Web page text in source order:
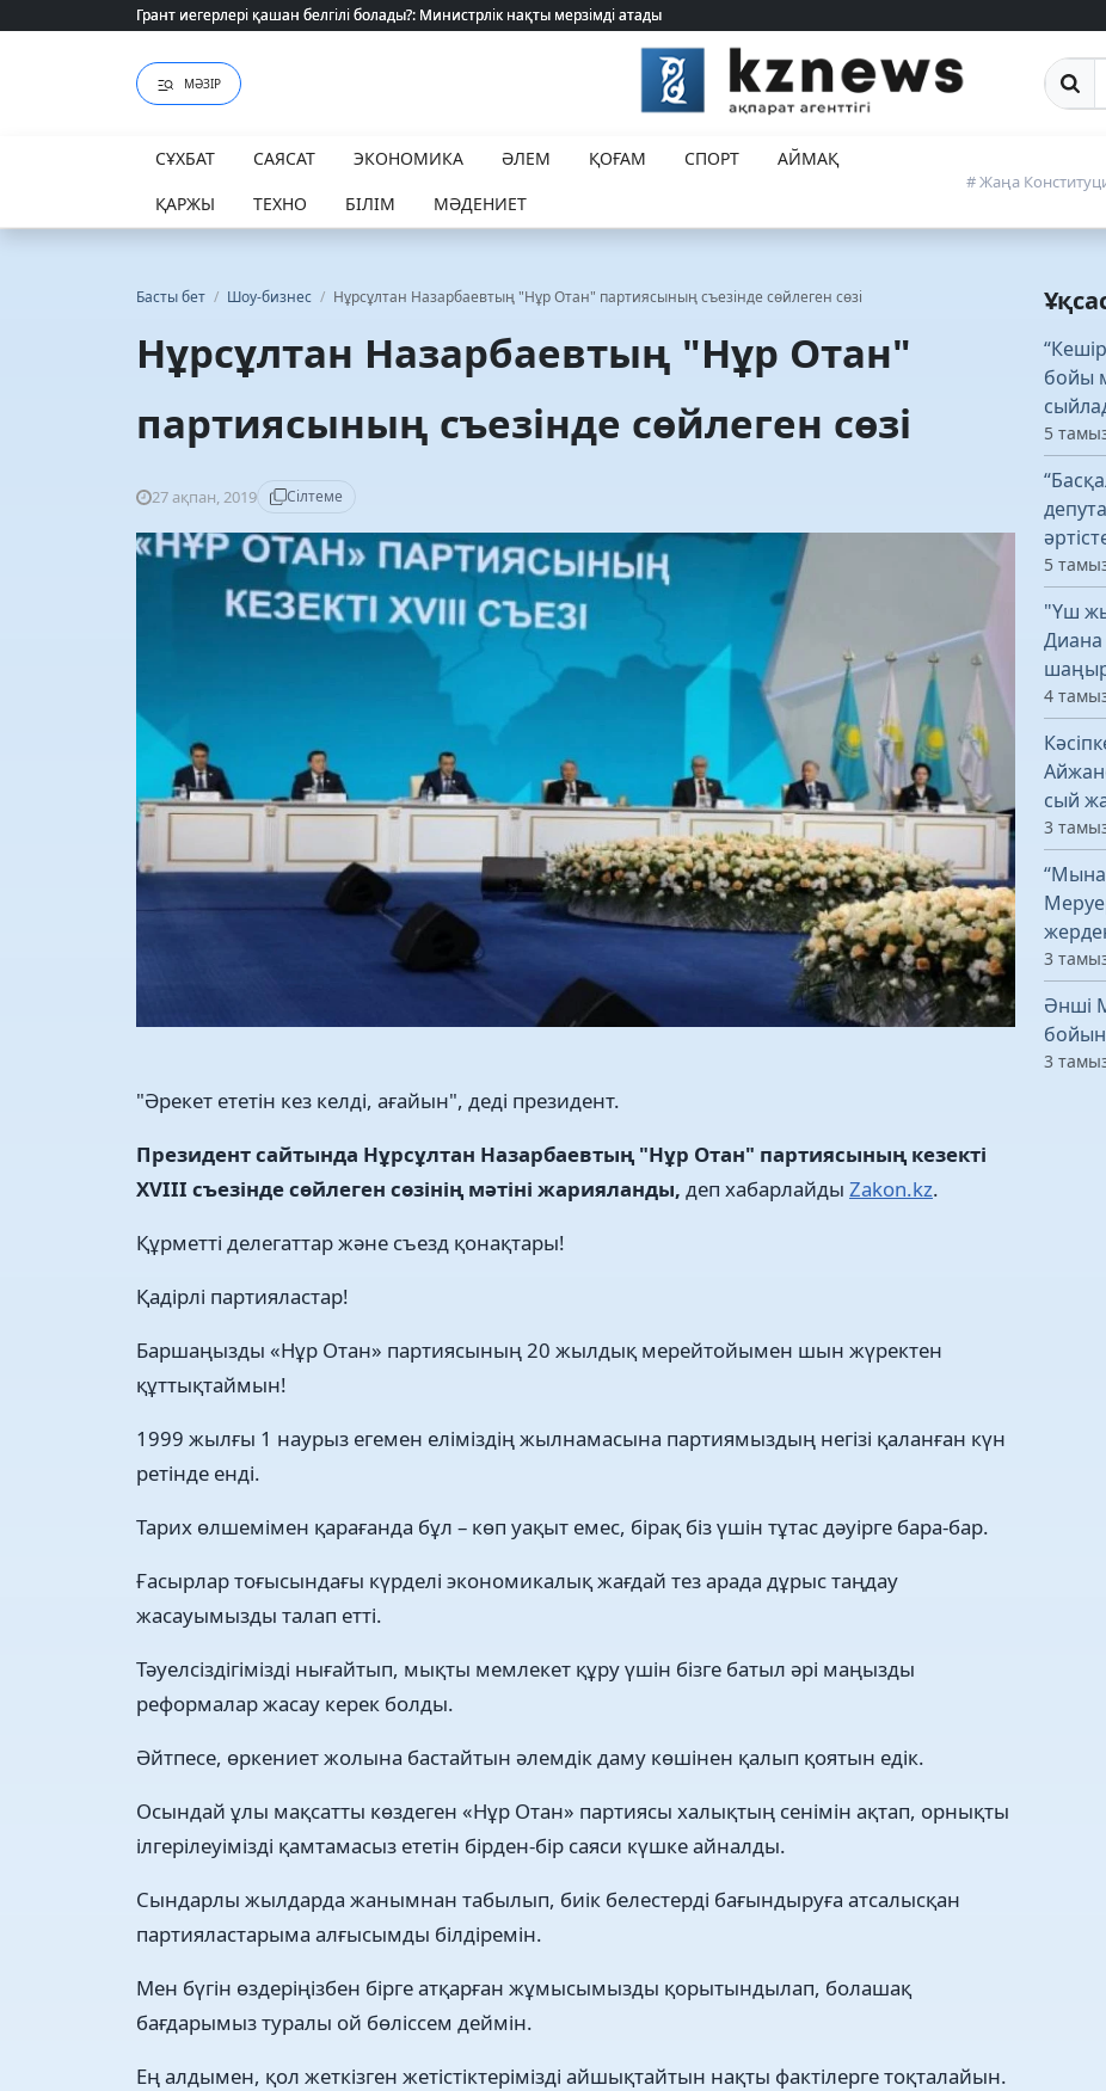
Грант иегерлері қашан белгілі болады?: Министрлік нақты мерзімді атады
Грант иегерлері қашан белгілі болады?: Министрлік нақты мерзімді атады
МӘЗІР
СҰХБАТ САЯСАТ ЭКОНОМИКА ӘЛЕМ ҚОҒАМ СПОРТ
АЙМАҚ
ҚАРЖЫ
ТЕХНО БІЛІМ МӘДЕНИЕТ
# Жаңа
Басты бет / Шоу-бизнес / Нұрсұлтан Назарбаевтың "Нұр Отан" партиясының съезінде сөйлеген сөзі
Нұрсұлтан Назарбаевтың "Нұр Отан"
партиясының съезінде сөйлеген сөзі
27 ақпан, 2019 Сілтеме
"Әрекет ететін кез келді, ағайын", деді президент.
Президент сайтында Нұрсұлтан Назарбаевтың "Нұр Отан" партиясының кезекті
XVIII съезінде сөйлеген сөзінің мәтіні жарияланды, деп хабарлайды Zakon.kz.
Құрметті делегаттар және съезд қонақтары!
Қадірлі партияластар!
Баршаңызды «Нұр Отан» партиясының 20 жылдық мерейтойымен шын жүректен
құттықтаймын!
1999 жылғы 1 наурыз егемен еліміздің жылнамасына партиямыздың негізі қаланған күн
ретінде енді.
Тарих өлшемімен қарағанда бұл – көп уақыт емес, бірақ біз үшін тұтас дәуірге бара-бар.
Ғасырлар тоғысындағы күрделі экономикалық жағдай тез арада дұрыс таңдау
жасауымызды талап етті.
Тәуелсіздігімізді нығайтып, мықты мемлекет құру үшін бізге батыл әрі маңызды
реформалар жасау керек болды.
Әйтпесе, өркениет жолына бастайтын әлемдік даму көшінен қалып қоятын едік.
Осындай ұлы мақсатты көздеген «Нұр Отан» партиясы халықтың сенімін ақтап, орнықты
ілгерілеуімізді қамтамасыз ететін бірден-бір саяси күшке айналды.
Сындарлы жылдарда жанымнан табылып, биік белестерді бағындыруға атсалысқан
партияластарыма алғысымды білдіремін.
Мен бүгін өздеріңізбен бірге атқарған жұмысымызды қорытындылап, болашақ
бағдарымыз туралы ой бөліссем деймін.
Ең алдымен, қол жеткізген жетістіктерімізді айшықтайтын нақты фактілерге тоқталайын.
бойы
5
5
"Үш
Диана
4
сый
3
“Мына
3
Әнші
3